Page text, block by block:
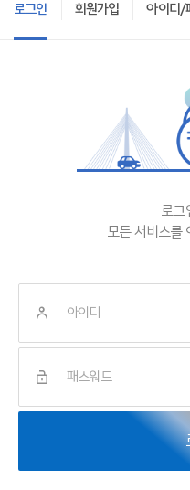
로그인 회원가입 아이디/
로그
모든 서비스를